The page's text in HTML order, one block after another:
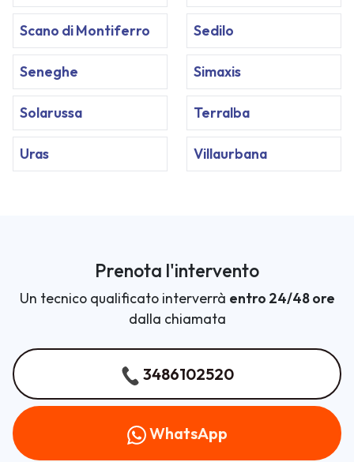
Scano di Montiferro Sedilo
Seneghe Simaxis
Solarussa Terralba
Uras Villaurbana
Prenota l'intervento
Un tecnico qualificato interverrà entro 24/48 ore
dalla chiamata
3486102520
WhatsApp